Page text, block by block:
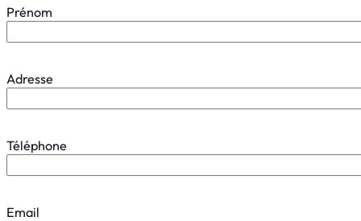
Prénom
Adresse
Téléphone
Email